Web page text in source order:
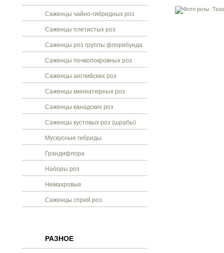
Саженцы чайно-гибридных роз
Саженцы плетистых роз
Саженцы роз группы флорибунда
Саженцы почвопокровных роз
Саженцы английских роз
Саженцы миниатюрных роз
Саженцы канадских роз
Саженцы кустовых роз (шрабы)
Мускусные гибриды.
Грандифлора
Наборы роз
Немахровые
Саженцы спрей роз.
РАЗНОЕ